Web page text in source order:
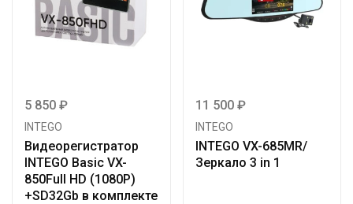
5 850 ₽
INTEGO
Видеорегистратор
INTEGO Basic VX-
850Full HD (1080P)
+SD32Gb в комплекте
11 500 ₽
INTEGO
INTEGO VX-685MR/
Зеркало 3 in 1